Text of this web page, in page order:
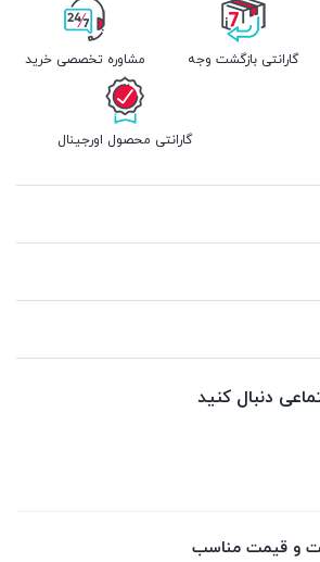
گارانتی بازگشت وجه مشاوره تخصصی خرید
گارانتی محصول اورجینال
دنبال کنید
و قیمت مناسب